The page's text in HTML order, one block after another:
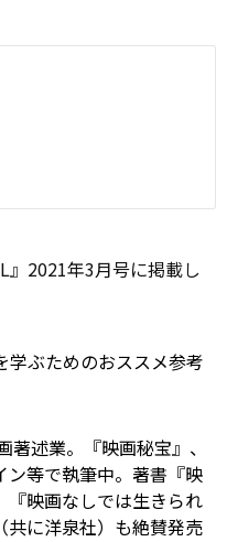
』2021年3月号に掲載し
ぶためのおススメ参考
著述業。『映画秘宝』、
等で執筆中。著書『映
映画なしでは生きられ
共に洋泉社）も絶賛発売